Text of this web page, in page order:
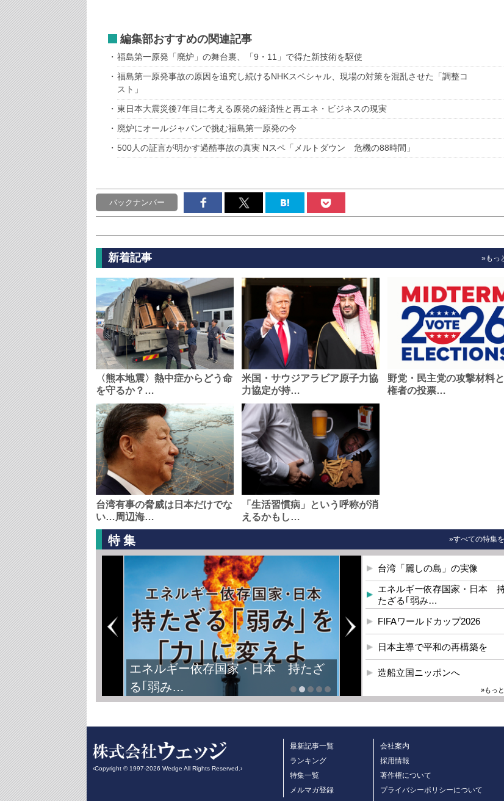
編集部おすすめの関連記事
福島第一原発「廃炉」の舞台裏、「9・11」で得た新技術を駆使
福島第一原発事故の原因を追究し続けるNHKスペシャル、現場の対策を混乱させた「調整コ
スト」
東日本大震災後7年目に考える原発の経済性と再エネ・ビジネスの現実
廃炉にオールジャパンで挑む福島第一原発の今
500人の証言が明かす過酷事故の真実 Nスペ「メルトダウン 危機の88時間」
バックナンバー
新着記事 »もっ
〈熊本地震〉熱中症からどう命
を守るか？…
米国・サウジアラビア原子力協
力協定が持…
野党・民主党の攻撃材料
権者の投票…
台湾有事の脅威は日本だけでな
い…周辺海…
「生活習慣病」という呼称が消
えるかもし…
特集 »すべての特集
エネルギー依存国家・日本 持たざ
る｢弱み…
台湾「麗しの島」の実像
エネルギー依存国家・日本
たざる｢弱み…
FIFAワールドカップ2026
日本主導で平和の再構築を
造船立国ニッポンへ
»もっ
‹Copyright © 1997-2026 Wedge All Rights Reserved.›
最新記事一覧
ランキング
特集一覧
メルマガ登録
会社案内
採用情報
著作権について
プライバシーポリシーについて